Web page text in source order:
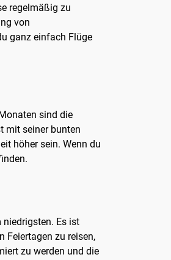
regelmäßig zu
von
ganz einfach Flüge
sind die
mit seiner bunten
höher sein. Wenn du
niedrigsten. Es ist
Feiertagen zu reisen,
zu werden und die